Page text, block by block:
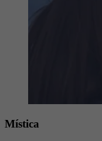
Mística